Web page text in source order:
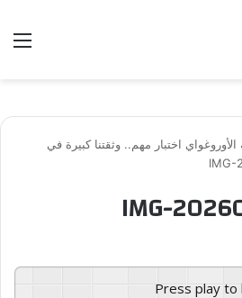
اختبار مهم.. وثقتنا كبيرة في
IMG-
IMG-
Press play